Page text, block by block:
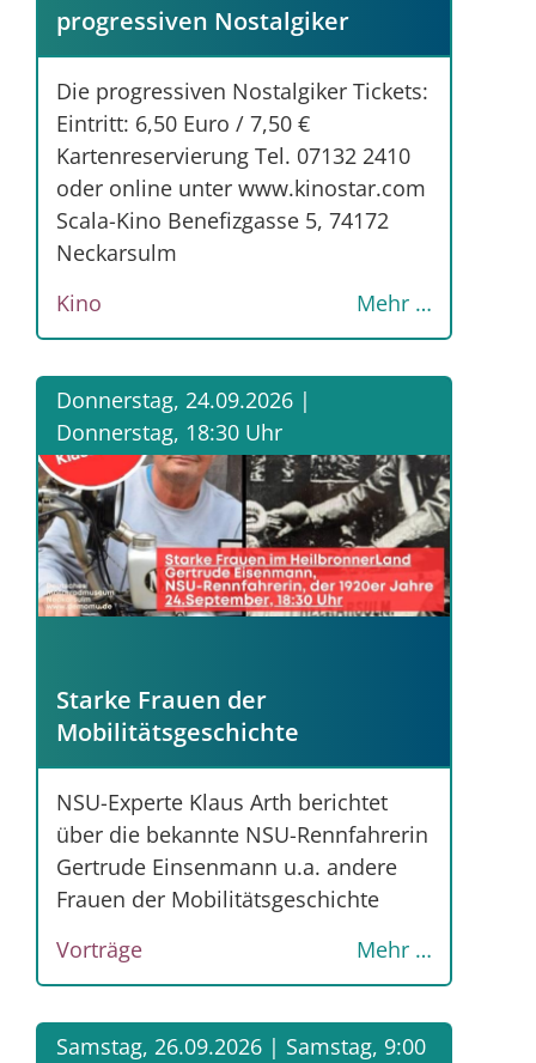
progressiven Nostalgiker
Die progressiven Nostalgiker Tickets:
Eintritt: 6,50 Euro / 7,50 €
Kartenreservierung Tel. 07132 2410
oder online unter www.kinostar.com
Scala-Kino Benefizgasse 5, 74172
Neckarsulm
Kino
Mehr …
Donnerstag, 24.09.2026 |
Donnerstag, 18:30 Uhr
Starke Frauen der
Mobilitätsgeschichte
NSU-Experte Klaus Arth berichtet
über die bekannte NSU-Rennfahrerin
Gertrude Einsenmann u.a. andere
Frauen der Mobilitätsgeschichte
Vorträge
Mehr …
Samstag, 26.09.2026 | Samstag, 9:00